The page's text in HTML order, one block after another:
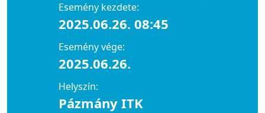
Esemény kezdete:
2025.06.26. 08:45
Esemény vége:
2025.06.26.
Helyszín:
Pázmány ITK